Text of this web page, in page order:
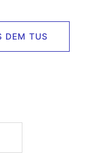
Heiligenstadt
die Qualifikation
Von der
DEM TUS